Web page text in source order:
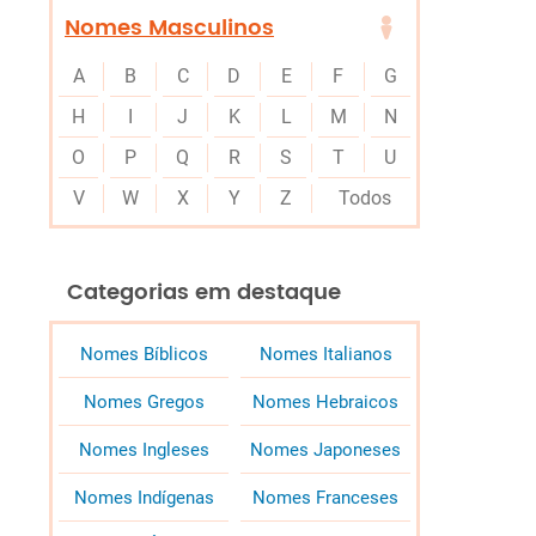
Nomes Masculinos
A B C D E F
G
H
I J K L M
N
O
P Q R S T
U
V
W X Y Z Todos
Categorias em destaque
Nomes Bíblicos Nomes Italianos
Nomes Gregos Nomes Hebraicos
Nomes Ingleses Nomes Japoneses
Nomes Indígenas Nomes Franceses